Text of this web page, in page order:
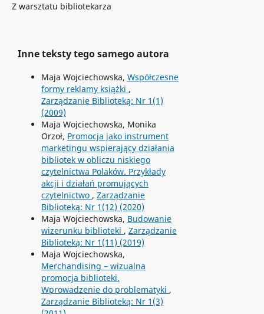
Z warsztatu bibliotekarza
Inne teksty tego samego autora
Maja Wojciechowska, Współczesne
formy reklamy książki ,
Zarządzanie Biblioteką: Nr 1(1)
(2009)
Maja Wojciechowska, Monika
Orzoł, Promocja jako instrument
marketingu wspierający działania
bibliotek w obliczu niskiego
czytelnictwa Polaków. Przykłady
akcji i działań promujących
czytelnictwo , Zarządzanie
Biblioteką: Nr 1(12) (2020)
Maja Wojciechowska, Budowanie
wizerunku biblioteki , Zarządzanie
Biblioteką: Nr 1(11) (2019)
Maja Wojciechowska,
Merchandising – wizualna
promocja biblioteki.
Wprowadzenie do problematyki ,
Zarządzanie Biblioteką: Nr 1(3)